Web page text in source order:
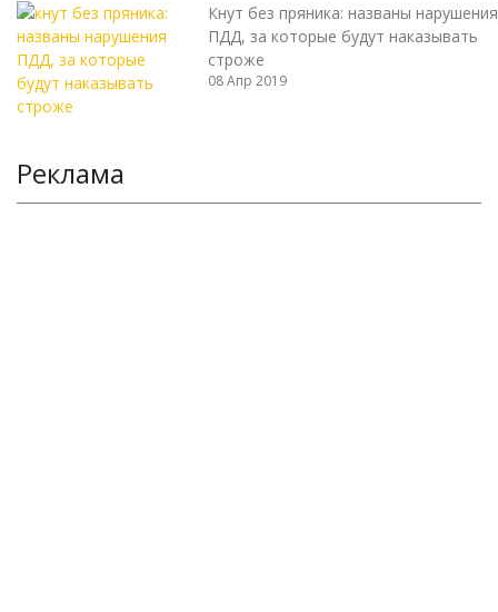
Кнут без пряника: названы нарушения
ПДД, за которые будут наказывать
строже
08 Апр 2019
Реклама